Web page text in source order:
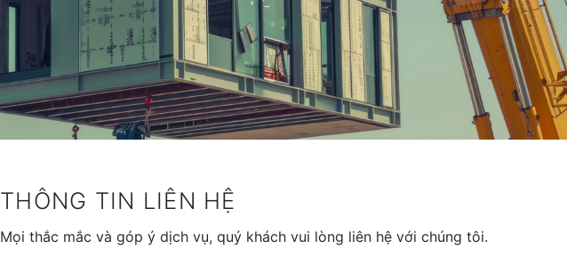
THÔNG TIN LIÊN HỆ
Mọi thắc mắc và góp ý dịch vụ, quý khách vui lòng liên hệ với chúng tôi.